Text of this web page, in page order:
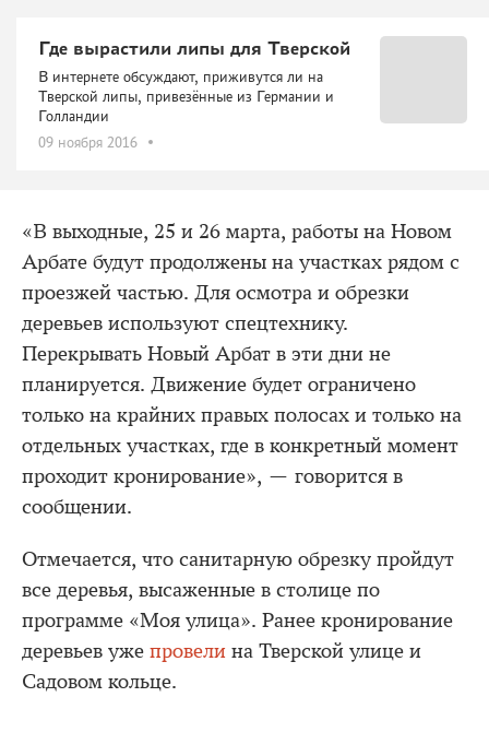
Где вырастили липы для Тверской
В интернете обсуждают, приживутся ли на
Тверской липы, привезённые из Германии и
Голландии
09 ноября 2016
«В выходные, 25 и 26 марта, работы на Новом
Арбате будут продолжены на участках рядом с
проезжей частью. Для осмотра и обрезки
деревьев используют спецтехнику.
Перекрывать Новый Арбат в эти дни не
планируется. Движение будет ограничено
только на крайних правых полосах и только на
отдельных участках, где в конкретный момент
проходит кронирование», — говорится в
сообщении.
Отмечается, что санитарную обрезку пройдут
все деревья, высаженные в столице по
программе «Моя улица». Ранее кронирование
деревьев уже провели на Тверской улице и
Садовом кольце.